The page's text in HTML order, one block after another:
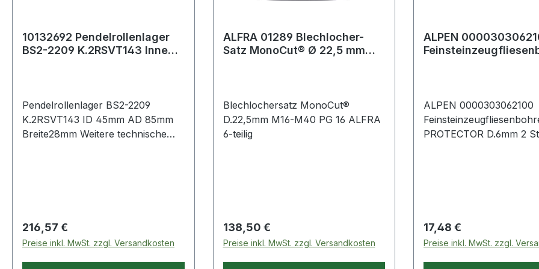
10132692 Pendelrollenlager
BS2-2209 K.2RSVT143 Innen-
Pendelrollenlager BS2-2209
K.2RSVT143 ID 45mm AD 85mm
Breite28mm Weitere technische
Regulärer Preis:
216,57 €
Preise inkl. MwSt. zzgl. Versandkosten
ALFRA 01289 Blechlocher-
Satz MonoCut® Ø 22,5 mm
Blechlochersatz MonoCut®
D.22,5mm M16-M40 PG 16 ALFRA
6-teilig
Regulärer Preis:
138,50 €
Preise inkl. MwSt. zzgl. Versandkosten
ALPEN
ALPEN 0000303062100
PROTECTOR D.6mm 2
Regulärer Preis:
17,48 €
Preise inkl. MwSt. zzgl.